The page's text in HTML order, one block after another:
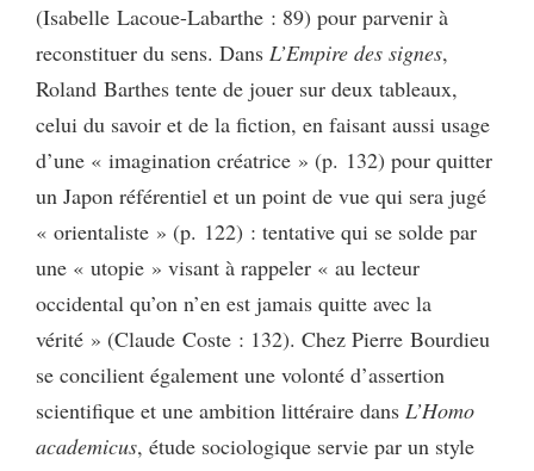
(Isabelle Lacoue-Labarthe : 89) pour parvenir à
reconstituer du sens. Dans L’Empire des signes,
Roland Barthes tente de jouer sur deux tableaux,
celui du savoir et de la fiction, en faisant aussi usage
d’une « imagination créatrice » (p. 132) pour quitter
un Japon référentiel et un point de vue qui sera jugé
« orientaliste » (p. 122) : tentative qui se solde par
une « utopie » visant à rappeler « au lecteur
occidental qu’on n’en est jamais quitte avec la
vérité » (Claude Coste : 132). Chez Pierre Bourdieu
se concilient également une volonté d’assertion
scientifique et une ambition littéraire dans L’Homo
academicus, étude sociologique servie par un style